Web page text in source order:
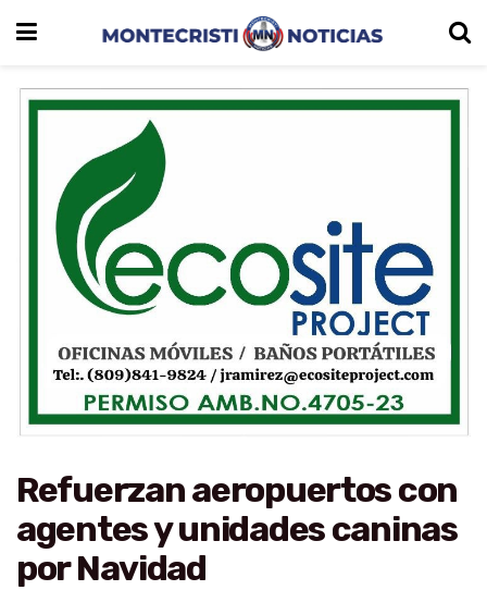
Refuerzan aeropuertos con
agentes y unidades caninas
por Navidad